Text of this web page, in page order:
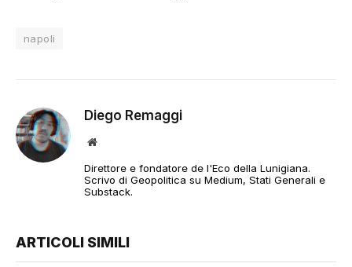
napoli
Diego Remaggi
Sito
Direttore e fondatore de l'Eco della Lunigiana.
Scrivo di Geopolitica su Medium, Stati Generali e
Substack.
ARTICOLI SIMILI